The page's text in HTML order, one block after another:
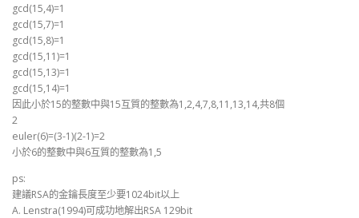
gcd(15,4)=1
gcd(15,7)=1
gcd(15,8)=1
gcd(15,11)=1
gcd(15,13)=1
gcd(15,14)=1
因此小於15的整數中與15互質的整數為1,2,4,7,8,11,13,14,共8個
2
euler(6)=(3-1)(2-1)=2
小於6的整數中與6互質的整數為1,5
ps:
建議RSA的金鑰長度至少要1024bit以上
A. Lenstra(1994)可成功地解出RSA 129bit